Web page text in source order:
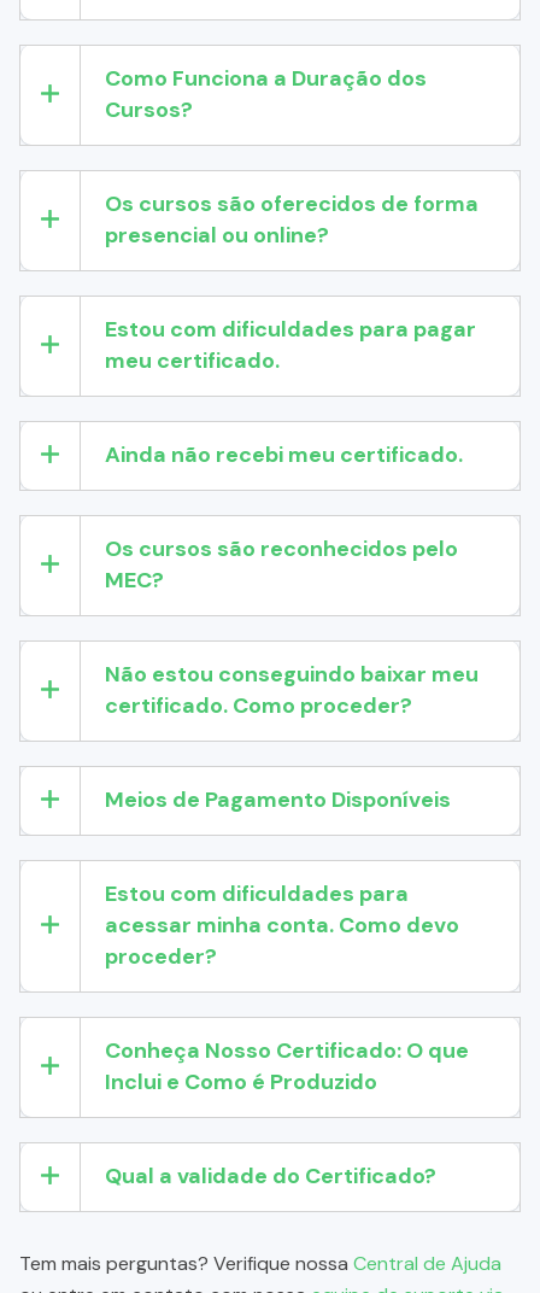
Como Funciona a Duração dos
Cursos?
Os cursos são oferecidos de forma
presencial ou online?
Estou com dificuldades para pagar
meu certificado.
Ainda não recebi meu certificado.
Os cursos são reconhecidos pelo
MEC?
Não estou conseguindo baixar meu
certificado. Como proceder?
Meios de Pagamento Disponíveis
Estou com dificuldades para
acessar minha conta. Como devo
proceder?
Conheça Nosso Certificado: O que
Inclui e Como é Produzido
Qual a validade do Certificado?
Tem mais perguntas? Verifique nossa Central de Ajuda